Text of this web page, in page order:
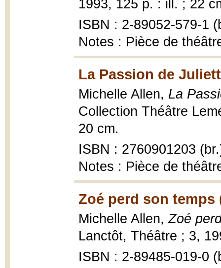
1993, 125 p. : ill. ; 22
ISBN : 2-89052-579-1
Notes : Pièce de
La Passion de
Michelle Allen, La
Collection Théâtre
20 cm.
ISBN : 2760901203
Notes : Pièce de
Zoé perd son temps
Michelle Allen,Zoé
Lanctôt, Théâtre ; 3,
ISBN : 2-89485-019-0